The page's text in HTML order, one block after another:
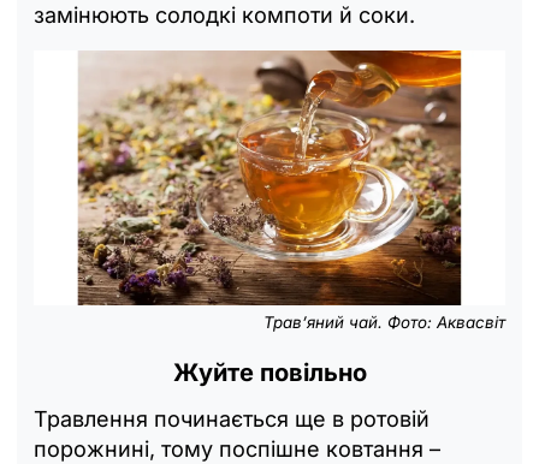
замінюють солодкі компоти й соки.
Травʼяний чай. Фото: Аквасвіт
Жуйте повільно
Травлення починається ще в ротовій
порожнині, тому поспішне ковтання –